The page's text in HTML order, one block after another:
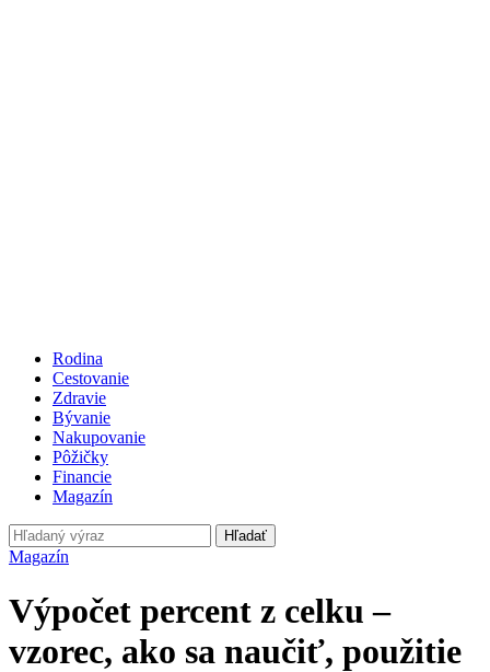
Rodina
Cestovanie
Zdravie
Bývanie
Nakupovanie
Pôžičky
Financie
Magazín
Hľadať
Magazín
Výpočet percent z celku –
vzorec, ako sa naučiť, použitie